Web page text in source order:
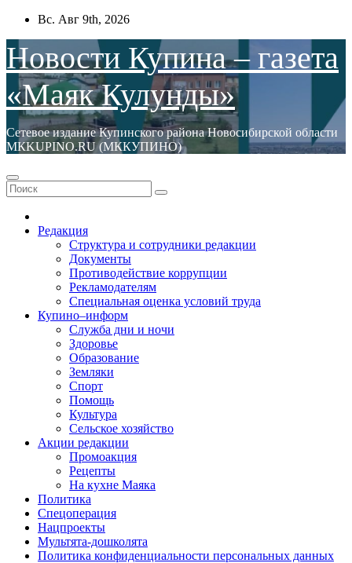
Перейти
содержимому
Вс. Авг 9th, 2026
Новости Купина – газета
«Маяк Кулунды»
Сетевое издание Купинского района Новосибирской области
МКKUPINO.RU (МККУПИНО)
Редакция
Структура и сотрудники редакции
Документы
Противодействие коррупции
Рекламодателям
Специальная оценка условий труда
Купино–информ
Служба дни и ночи
Здоровье
Образование
Земляки
Спорт
Помощь
Культура
Сельское хозяйство
Акции редакции
Промоакция
Рецепты
На кухне Маяка
Политика
Спецоперация
Нацпроекты
Мультята-дошколята
Политика конфиденциальности персональных данных